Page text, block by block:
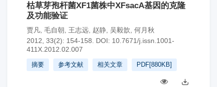
枯草芽孢杆菌XF1菌株中XFsacA基因的克隆
及功能验证
贾凡 毛自朝 王志远 赵静 吴毅歆 何月秋
2012, 33(2): 154-158.
DOI: 10.7671/j.issn.1001-
411X.2012.02.007
摘要 参考文献 相关文章 PDF[880KB]